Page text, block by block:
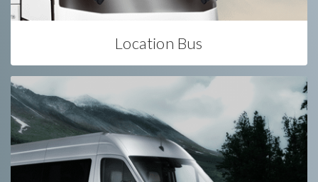
Location Bus